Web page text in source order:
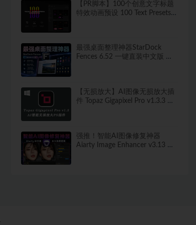
【PR脚本】100个创意文字标题
特效动画预设 100 Text Presets
最强桌面整理神器StarDock
Fences 6.52 一键直装中文版 秒
【无损放大】AI图像无损放大插
件 Topaz Gigapixel Pro v1.3.3 中
强推！智能AI图像修复神器
Aiarty Image Enhancer v3.13 ！